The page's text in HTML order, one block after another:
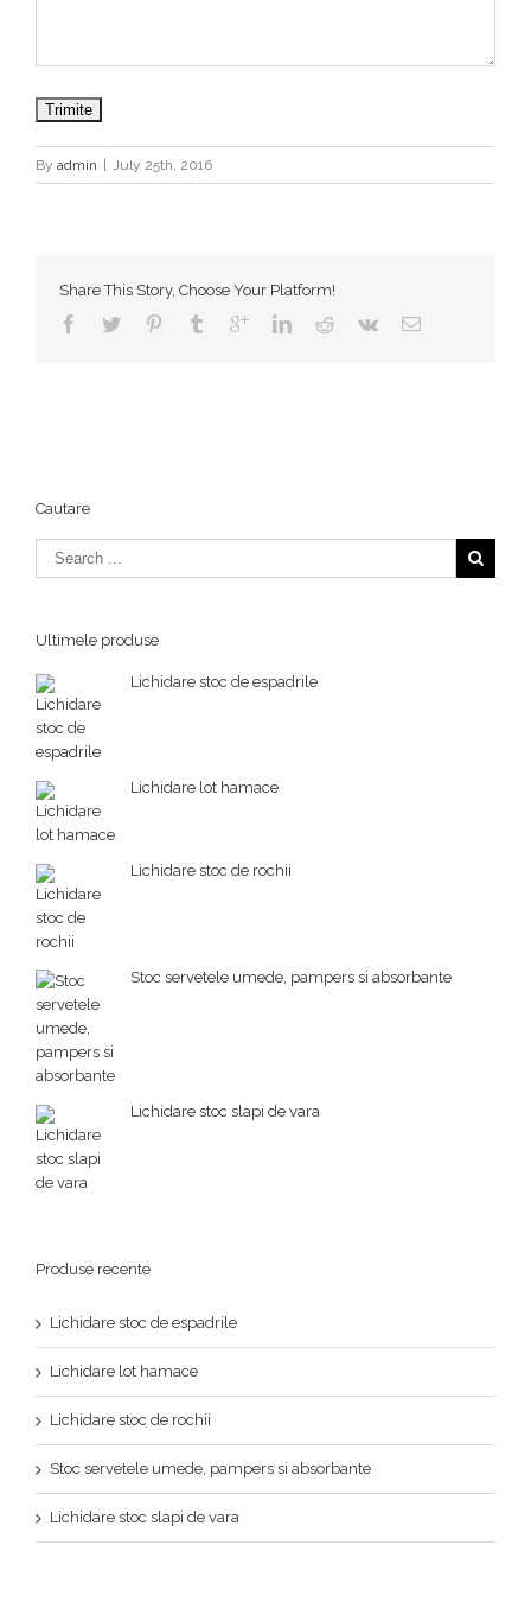
By admin | July 25th, 2016
Share This Story, Choose Your Platform!
Cautare
Ultimele produse
Lichidare stoc de espadrile
Lichidare lot hamace
Lichidare stoc de rochii
Stoc servetele umede, pampers si absorbante
Lichidare stoc slapi de vara
Produse recente
Lichidare stoc de espadrile
Lichidare lot hamace
Lichidare stoc de rochii
Stoc servetele umede, pampers si absorbante
Lichidare stoc slapi de vara